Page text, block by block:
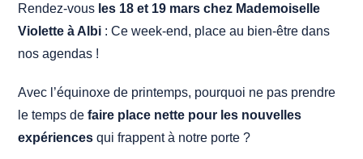
Rendez-vous les 18 et 19 mars chez Mademoiselle
Violette à Albi : Ce week-end, place au bien-être dans
nos agendas !
Avec l’équinoxe de printemps, pourquoi ne pas prendre
le temps defaire place nette pour les nouvelles
expériences qui frappent à notre porte ?